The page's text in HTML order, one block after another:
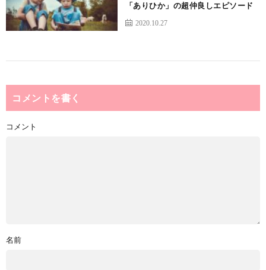
「ありひか」の超仲良しエピソード
2020.10.27
コメントを書く
コメント
名前